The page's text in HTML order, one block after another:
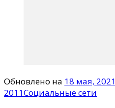
Обновлено на 18 мая, 2021
2011Социальные сети